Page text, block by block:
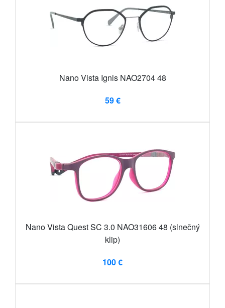
Nano Vista Ignis NAO2704 48
59 €
Nano Vista Quest SC 3.0 NAO31606 48 (slnečný
klip)
100 €